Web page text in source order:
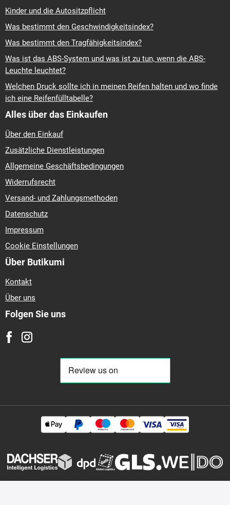
Kinder und die Autositzpflicht
Was bestimmt den Geschwindigkeitsindex?
Was bestimmt den Tragfähigkeitsindex?
Was ist das ABS-System und was ist zu tun, wenn die ABS-
Leuchte leuchtet?
Welchen Druck sollte ich in meinen Reifen halten und wo finde
ich eine Reifenfülltabelle?
Alles über das Einkaufen
Über den Einkauf
Zusätzliche Dienstleistungen
Allgemeine Geschäftsbedingungen
Widerrufsrecht
Versand- und Zahlungsmethoden
Datenschutz
Impressum
Cookie Einstellungen
Über Butikumi
Kontakt
Über uns
Folgen Sie uns